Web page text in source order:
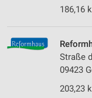
186,16
Straße
09423
203,23